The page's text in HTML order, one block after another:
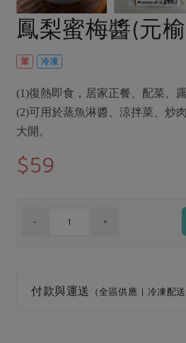
美妝保養 個人清
家庭清潔 織品
日用品
優惠專區
樂齡友善
主題食譜
養身食補
節慶大餐
高麗菜海鮮煎餅
2024農業發展計畫年度報告
更多議題活動
把最好的台灣味帶回家！
生活者e週報
綠主張月刊
典藏閱覽室
社務專區
選舉專區
最新消息
媒體報導
下載專區
地區
鳳梨蜜梅醬(元
葷 冷凍
(1)復熱即食，居家正餐、配菜、
(2)可用於蒸魚淋醬、涼拌菜、炒
大開。
$59
付款與運送 （全區供應 | 冷凍配送